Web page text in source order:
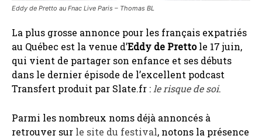
Eddy de Pretto au Fnac Live Paris – Thomas BL
La plus grosse annonce pour les français expatriés
au Québec est la venue d’Eddy de Prettole 17 juin,
qui vient de partager son enfance et ses débuts
dans le dernier épisode de l’excellent podcast
Transfert produit par Slate.fr :le risque de soi.
Parmi les nombreux noms déjà annoncés à
retrouver sur le site du festival, notons la présence